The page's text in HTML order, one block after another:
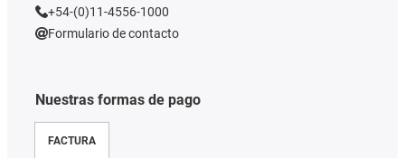
Nuestras formas de pago
FACTURA
+54-(0)11-4556-1000
Formulario de contacto